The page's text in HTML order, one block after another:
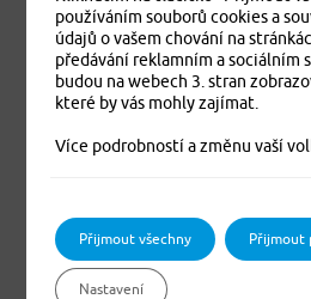
Úrazové
Dětské úrazové
Základní zdravotní
Komplexní zdravotní
Komplexní zdravotní
Pojištění
Pojištění
používáním souborů cookies a
údajů o vašem chování na
předávání reklamním a sociálním
budou na webech 3. stran
které by vás mohly zajímat.
Více podrobností a změnu vaší
Přijmout všechny Přijmout
Nastavení